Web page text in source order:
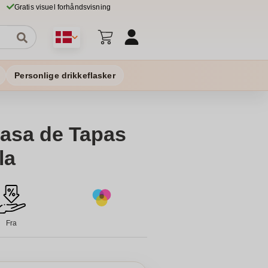
Gratis visuel forhåndsvisning
Personlige drikkeflasker
de Tapas
Fra